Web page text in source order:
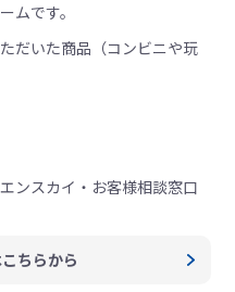
ムです。
だいた商品（コンビニや玩
エンスカイ・お客様相談窓口
ちらから